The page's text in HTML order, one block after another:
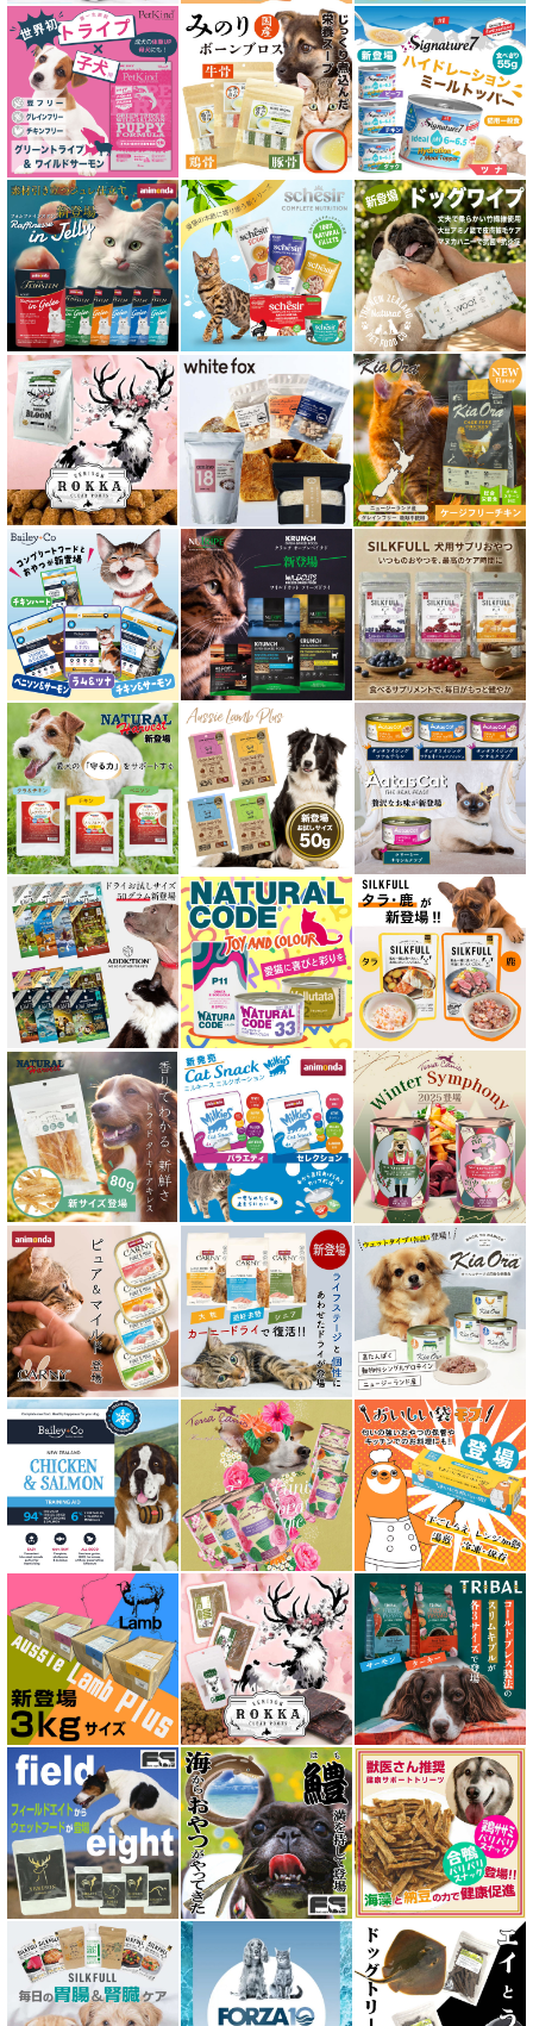
皮膚・被毛ケア対応 フード for CAT
食物アレルギー対応キャットフード
腎臓ケア対応キャットフード
関節サポート対応 フード for CAT
糖尿ケア対応 フード for CAT
肥満ケア対応 フード for CAT
泌尿器ケア対応 フード for CAT
胃腸ケア対応 フード for CAT
口腔内・喉ケア対応商品 猫用
食欲サポート対応キャットフード
肝臓ケア対応キャットフード
免疫サポート 猫用
低脂肪 ドライフード for CAT
水分補給用ウェットフード for CAT
特集 穀物不使用 キャットフード（ドライ）
エアドライ キャットフード
フリーズドライ キャットフード
おやつ全アイテム
素材そのまま
アイファクトリーおやつ
アタスキャット Aatas Cat
アディクション Addiction
アニモンダ ANIMONDA
アマノヴァ Amanova
アルモネイチャー almo nature
アンブロシア AMBROSIA
アートゥー AATU
アーテミス ARTEMIS
イティ iti
ウェルネス ヘルシーバランス
ウルフブラット WOLFSBLUT
エーワン AWAN DOG FOOD